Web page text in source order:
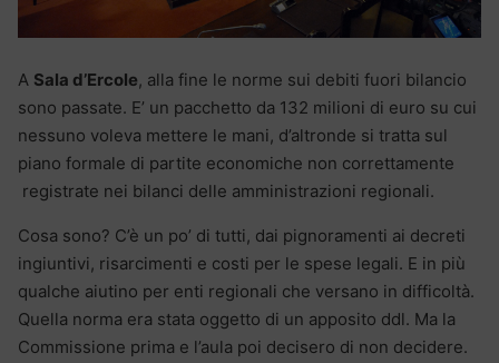
A Sala d’Ercole, alla fine le norme sui debiti fuori bilancio
sono passate. E’ un pacchetto da 132 milioni di euro su cui
nessuno voleva mettere le mani, d’altronde si tratta sul
piano formale di partite economiche non correttamente
registrate nei bilanci delle amministrazioni regionali.
Cosa sono? C’è un po’ di tutti, dai pignoramenti ai decreti
ingiuntivi, risarcimenti e costi per le spese legali. E in più
qualche aiutino per enti regionali che versano in difficoltà.
Quella norma era stata oggetto di un apposito ddl. Ma la
Commissione prima e l’aula poi decisero di non decidere.